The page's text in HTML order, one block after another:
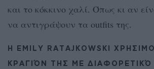
και το κόκκινο χαλί. Όπως κι αν
να αντιγράψουν τα outfits της.
Η EMILY RATAJKOWSKI
ΚΡΑΓΙΌΝ ΤΗΣ ΜΕ